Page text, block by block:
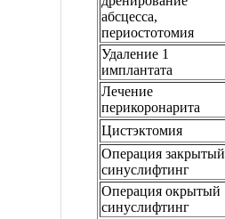
абсцесса,
периостотомия
Удаление 1
имплантата
Лечение
перикоронарита
Цистэктомия
Операция закрытый
синуслифтинг
Операция окрытый
синуслифтинг